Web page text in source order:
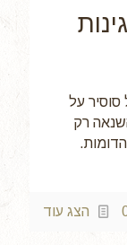
על
רק
הצג עוד